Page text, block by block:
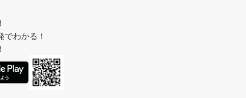
わかる！